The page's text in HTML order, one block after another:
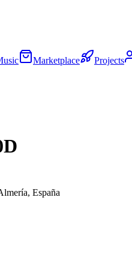
Marketplace Projects
España